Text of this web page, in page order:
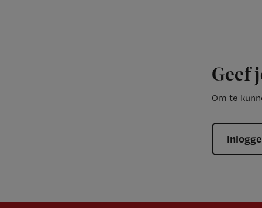
Geef
Om te